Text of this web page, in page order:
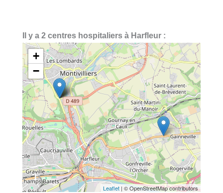
Il y a 2 centres hospitaliers à Harfleur :
+
−
Leaflet | © OpenStreetMap contributors